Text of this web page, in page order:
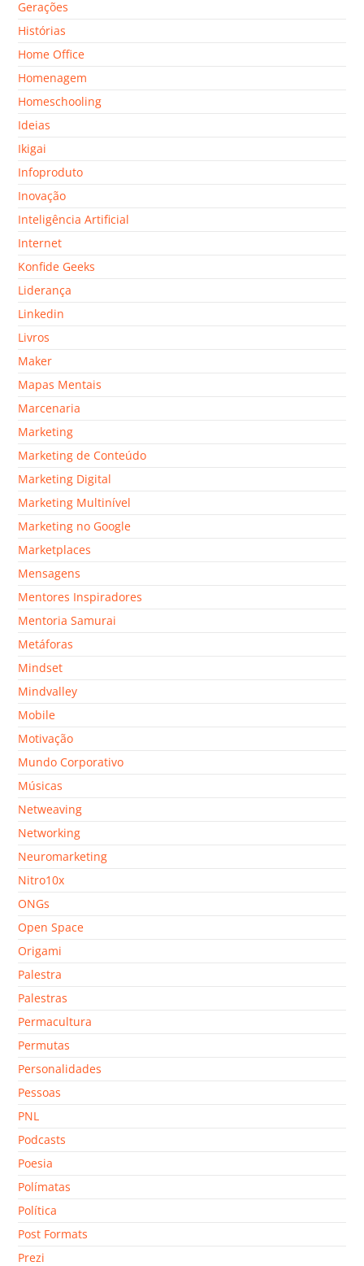
Gerações
Histórias
Home Office
Homenagem
Homeschooling
Ideias
Ikigai
Infoproduto
Inovação
Inteligência Artificial
Internet
Konfide Geeks
Liderança
Linkedin
Livros
Maker
Mapas Mentais
Marcenaria
Marketing
Marketing de Conteúdo
Marketing Digital
Marketing Multinível
Marketing no Google
Marketplaces
Mensagens
Mentores Inspiradores
Mentoria Samurai
Metáforas
Mindset
Mindvalley
Mobile
Motivação
Mundo Corporativo
Músicas
Netweaving
Networking
Neuromarketing
Nitro10x
ONGs
Open Space
Origami
Palestra
Palestras
Permacultura
Permutas
Personalidades
Pessoas
PNL
Podcasts
Poesia
Polímatas
Política
Post Formats
Prezi